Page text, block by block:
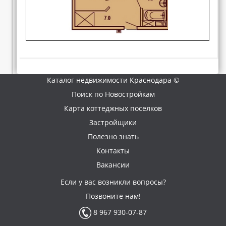
Каталог недвижимости Краснодара ©
Поиск по Новостройкам
Карта коттеджных поселков
Застройщики
Полезно знать
Контакты
Вакансии
Если у вас возникли вопросы?
Позвоните нам!
8 967 930-07-87